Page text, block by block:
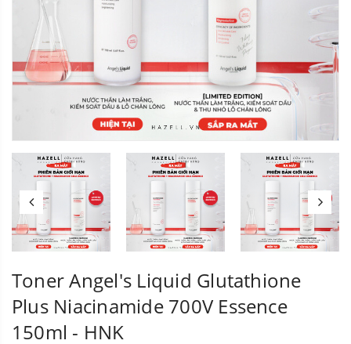
Toner Angel's Liquid Glutathione
Plus Niacinamide 700V Essence
150ml - HNK